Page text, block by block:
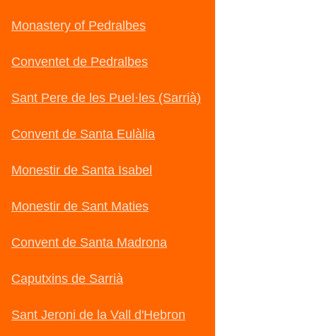
Monastery of Pedralbes
Conventet de Pedralbes
Sant Pere de les Puel·les (Sarrià)
Convent de Santa Eulàlia
Monestir de Santa Isabel
Monestir de Sant Maties
Convent de Santa Madrona
Caputxins de Sarrià
Sant Jeroni de la Vall d'Hebron